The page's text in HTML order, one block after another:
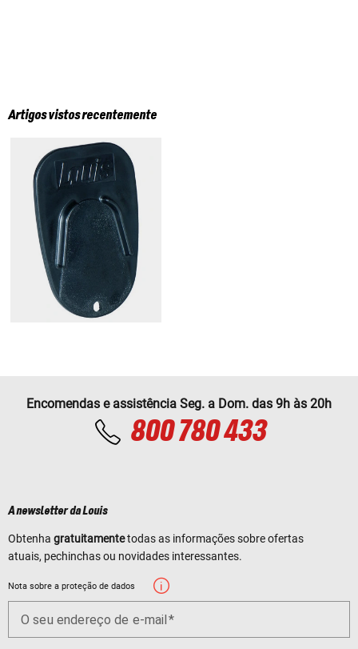
Artigos vistos recentemente
Encomendas e assistência Seg. a Dom. das 9h às 20h
800 780 433
A newsletter da Louis
Obtenha gratuitamentetodas as informações sobre ofertas
atuais, pechinchas ou novidades interessantes.
Nota sobre a proteção de dados
O seu endereço de e-mail